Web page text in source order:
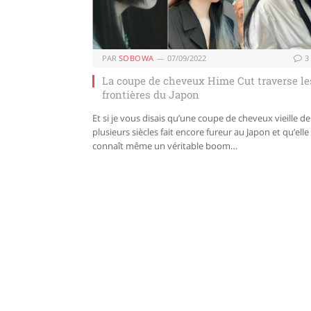
PAR SOBOWA 07/09/2022 3
La coupe de cheveux Hime Cut traverse
frontières du Japon
Et si je vous disais qu’une coupe de cheveux vieille de
plusieurs siècles fait encore fureur au Japon et qu’elle
connaît même un véritable boom…